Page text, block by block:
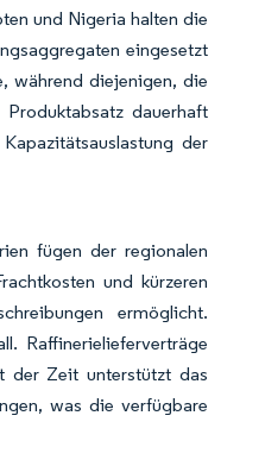
und Nigeria halten die
eingesetzt
während diejenigen, die
dauerhaft
der
fügen der regionalen
und kürzeren
ermöglicht.
Raffinerielieferverträge
der Zeit unterstützt das
was die verfügbare